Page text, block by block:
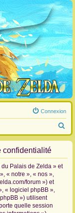
Connexion
e
confidentialité
Palais de Zelda » et
« notre », « nos »,
forum ») et
« logiciel phpBB »,
») utilisent
quelle session